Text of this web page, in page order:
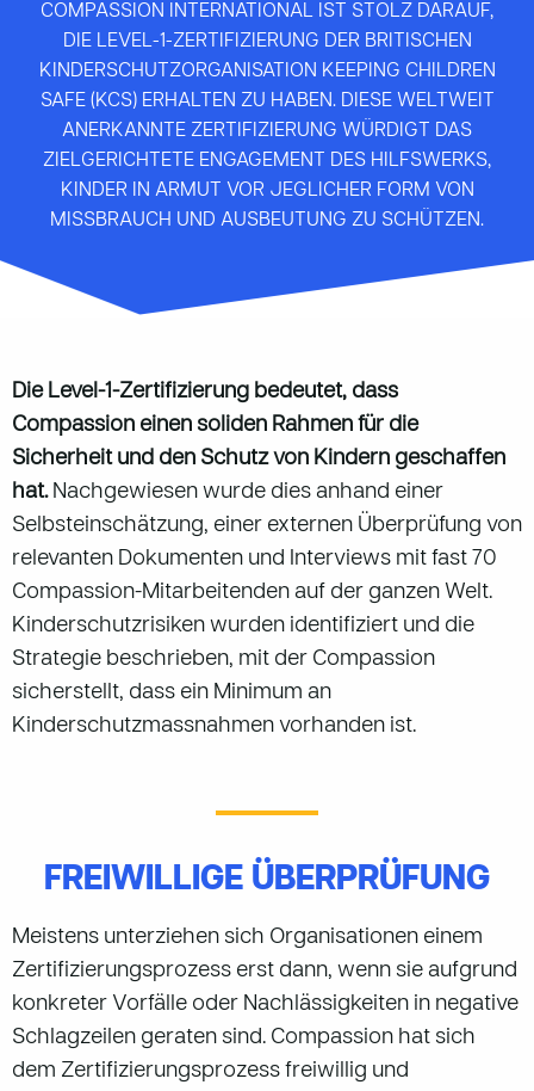
COMPASSION INTERNATIONAL IST STOLZ DARAUF,
DIE LEVEL-1-ZERTIFIZIERUNG DER BRITISCHEN
KINDERSCHUTZORGANISATION KEEPING CHILDREN
SAFE (KCS) ERHALTEN ZU HABEN. DIESE WELTWEIT
ANERKANNTE ZERTIFIZIERUNG WÜRDIGT DAS
ZIELGERICHTETE ENGAGEMENT DES HILFSWERKS,
KINDER IN ARMUT VOR JEGLICHER FORM VON
MISSBRAUCH UND AUSBEUTUNG ZU SCHÜTZEN.
Die Level-1-Zertifizierung bedeutet, dass
Compassion einen soliden Rahmen für die
Sicherheit und den Schutz von Kindern geschaffen
hat.Nachgewiesen wurde dies anhand einer
Selbsteinschätzung, einer externen Überprüfung von
relevanten Dokumenten und Interviews mit fast 70
Compassion-Mitarbeitenden auf der ganzen Welt.
Kinderschutzrisiken wurden identifiziert und die
Strategie beschrieben, mit der Compassion
sicherstellt, dass ein Minimum an
Kinderschutzmassnahmen vorhanden ist.
FREIWILLIGE ÜBERPRÜFUNG
Meistens unterziehen sich Organisationen einem
Zertifizierungsprozess erst dann, wenn sie aufgrund
konkreter Vorfälle oder Nachlässigkeiten in negative
Schlagzeilen geraten sind. Compassion hat sich
dem Zertifizierungsprozess freiwillig und